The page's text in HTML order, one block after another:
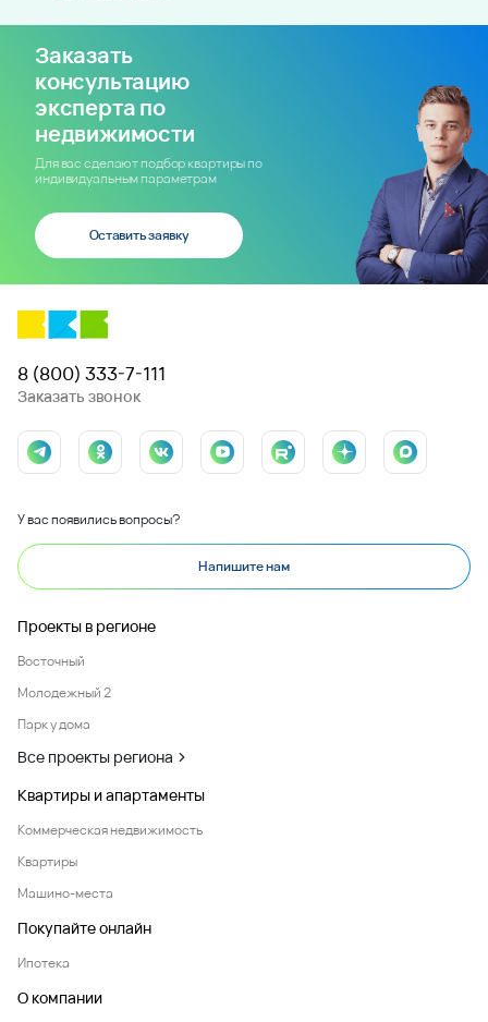
Заказать
консультацию
эксперта по
недвижимости
Для вас сделают подбор квартиры по
индивидуальным параметрам
Оставить заявку
8 (800) 333-7-111
Заказать звонок
У вас появились вопросы?
Напишите нам
Проекты в регионе
Восточный
Молодежный 2
Парк у дома
Все проекты региона
Квартиры и апартаменты
Коммерческая недвижимость
Квартиры
Машино-места
Покупайте онлайн
Ипотека
О компании